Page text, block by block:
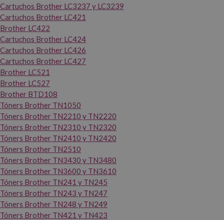
Cartuchos Brother LC3237 y LC3239
Cartuchos Brother LC421
Brother LC422
Cartuchos Brother LC424
Cartuchos Brother LC426
Cartuchos Brother LC427
Brother LC521
Brother LC527
Brother BTD108
Tóners Brother TN1050
Tóners Brother TN2210 y TN2220
Tóners Brother TN2310 y TN2320
Tóners Brother TN2410 y TN2420
Tóners Brother TN2510
Tóners Brother TN3430 y TN3480
Tóners Brother TN3600 y TN3610
Tóners Brother TN241 y TN245
Tóners Brother TN243 y TN247
Tóners Brother TN248 y TN249
Tóners Brother TN421 y TN423